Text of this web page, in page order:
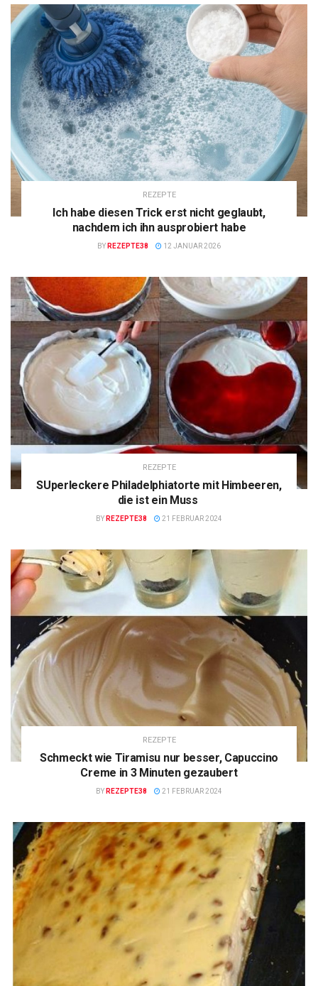
REZEPTE
Ich habe diesen Trick erst nicht geglaubt,
nachdem ich ihn ausprobiert habe
BY REZEPTE38 12 JANUAR 2026
REZEPTE
SUperleckere Philadelphiatorte mit Himbeeren,
die ist ein Muss
BY REZEPTE38 21 FEBRUAR 2024
REZEPTE
Schmeckt wie Tiramisu nur besser, Capuccino
Creme in 3 Minuten gezaubert
BY REZEPTE38 21 FEBRUAR 2024